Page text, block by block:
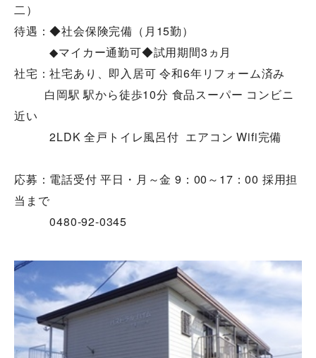
二）
待遇：◆社会保険完備（月15勤）
◆マイカー通勤可◆試用期間3ヵ月
社宅：社宅あり、即入居可 令和6年リフォーム済み
白岡駅 駅から徒歩10分 食品スーパー コンビニ
近い
2LDK全戸トイレ風呂付 エアコン Wifi完備
応募：電話受付 平日・月～金 9：00～17：00 採用担
当まで
0480-92-0345